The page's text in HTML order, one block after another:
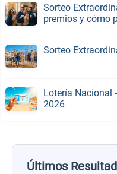
Sorteo
premios y cómo
Sorteo
Lotería Nacional
2026
Últimos